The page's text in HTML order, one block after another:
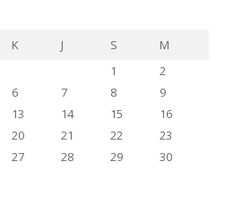
K J S
M
1
2
6 7 8
9
13 14 15
16
20 21 22
23
27 28 29
30